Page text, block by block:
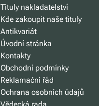
Tituly nakladatelství
Kde zakoupit naše tituly
Antikvariát
Úvodní stránka
Kontakty
Obchodní podmínky
Reklamační řád
Ochrana osobních údajů
Vědecká rada